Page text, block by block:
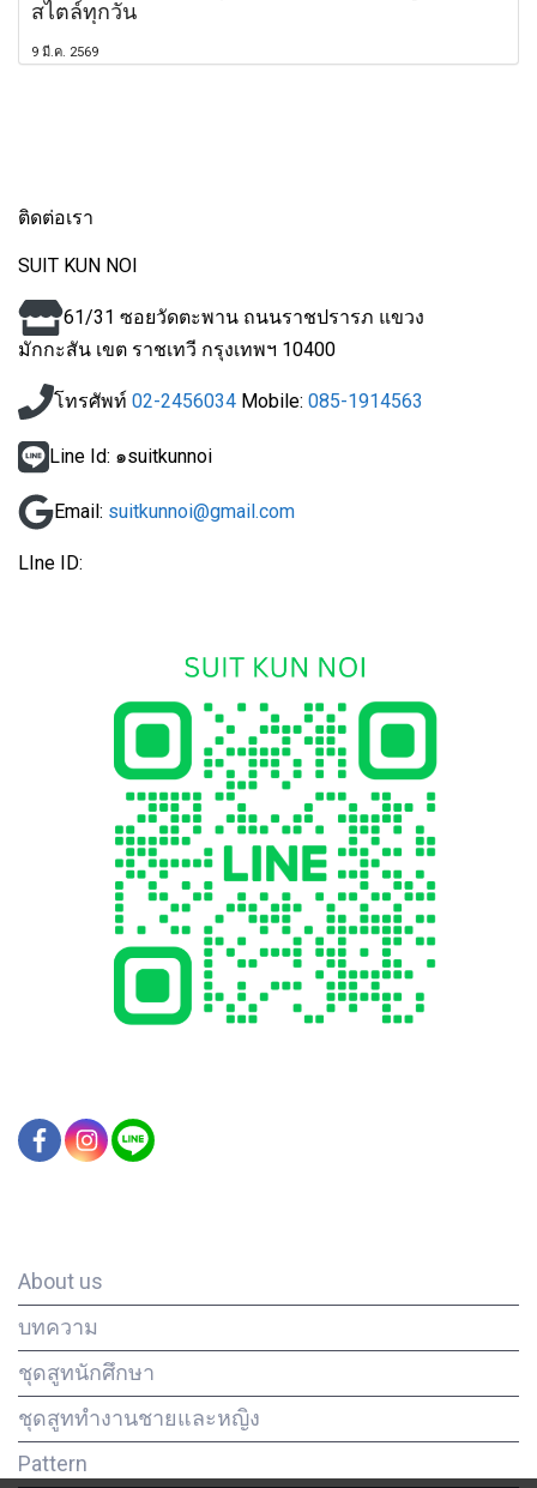
สไตล์ทุกวัน
9 มี.ค. 2569
ติดต่อเรา
SUIT KUN NOI
61/31 ซอยวัดตะพาน ถนนราชปรารภ แขวง
มักกะสัน เขต ราชเทวี กรุงเทพฯ 10400
โทรศัพท์ 02-2456034 Mobile: 085-1914563
Line Id: ๑suitkunnoi
Email: suitkunnoi@gmail.com
LIne ID:
About us
บทความ
ชุดสูทนักศึกษา
ชุดสูททำงานชายและหญิง
Pattern